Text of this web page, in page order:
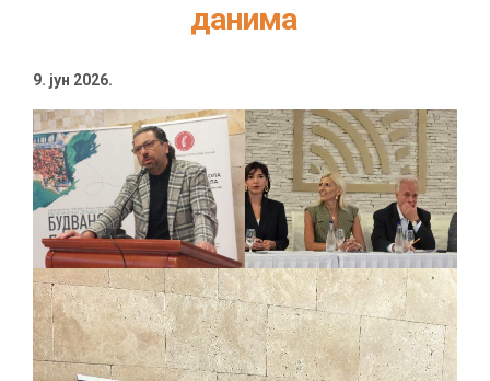
данима
9. јун 2026.